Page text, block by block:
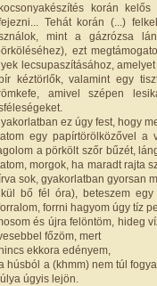
korán
Tehát korán (...)
mint a gázrózsa
ezt
lecsupaszításához,
kéztörlők, valamint egy
amivel szépen
ez úgy fest, hogy
egy papírtörölközővel a
a pörkölt szőr bűzét,
morgok, ha maradt rajta
sok, gyakorlatban gyorsan
bő fél óra), beteszem
forrni hagyom úgy tíz
és újra felöntöm, hideg
főzöm, mert
ekkora edényem,
húsból a (khmm) nem túl
úgyis lejön.